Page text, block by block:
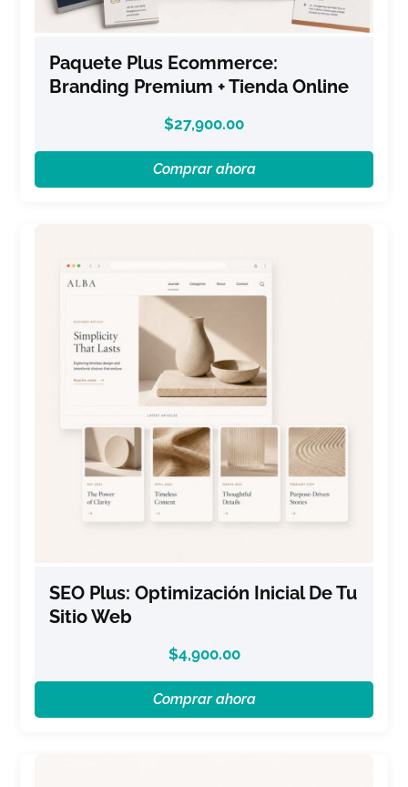
Paquete Plus Ecommerce:
Branding Premium + Tienda Online
$27,900.00
Comprar ahora
SEO Plus: Optimización Inicial De Tu
Sitio Web
$4,900.00
Comprar ahora